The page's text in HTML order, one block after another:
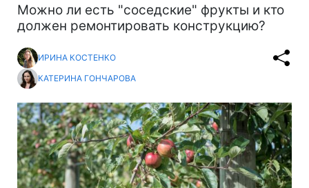
Можно ли есть "соседские" фрукты и кто
должен ремонтировать конструкцию?
ИРИНА КОСТЕНКО
КАТЕРИНА ГОНЧАРОВА